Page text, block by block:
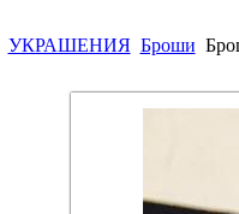
УКРАШЕНИЯ Броши